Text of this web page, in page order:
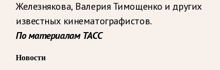
Железнякова, Валерия Тимощенко и других
известных кинематографистов.
По материалам ТАСС
Новости